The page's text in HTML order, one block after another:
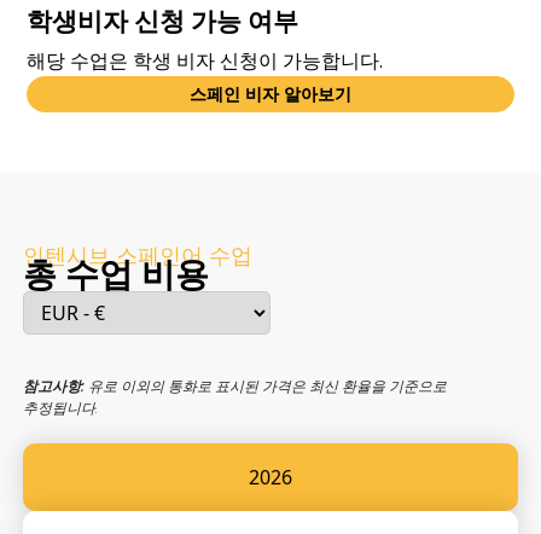
학생비자 신청 가능 여부
해당 수업은 학생 비자 신청이 가능합니다.
스페인 비자 알아보기
2026
인텐시브 스페인어 수업
총 수업 비용
참고사항:유로 이외의 통화로 표시된 가격은 최신 환율을 기준으로
추정됩니다.